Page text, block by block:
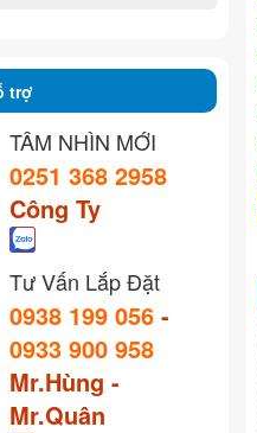
trợ
TẦM NHÌN MỚI
0251 368 2958
Công Ty
Tư Vấn Lắp Đặt
0938 199 056 -
0933 900 958
Mr.Hùng -
Mr.Quân